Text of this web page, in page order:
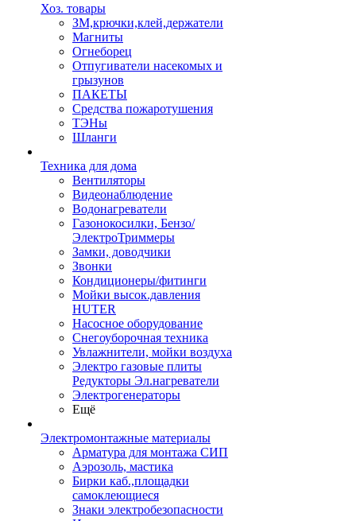
Хоз. товары
ЗМ,крючки,клей,держатели
Магниты
Огнеборец
Отпугиватели насекомых и
грызунов
ПАКЕТЫ
Средства пожаротушения
ТЭНы
Шланги
Техника для дома
Вентиляторы
Видеонаблюдение
Водонагреватели
Газонокосилки, Бензо/
ЭлектроТриммеры
Замки, доводчики
Звонки
Кондиционеры/фитинги
Мойки высок.давления
HUTER
Насосное оборудование
Снегоуборочная техника
Увлажнители, мойки воздуха
Электро газовые плиты
Редукторы Эл.нагреватели
Электрогенераторы
Ещё
Электромонтажные материалы
Арматура для монтажа СИП
Аэрозоль, мастика
Бирки каб.,площадки
самоклеющиеся
Знаки электробезопасности